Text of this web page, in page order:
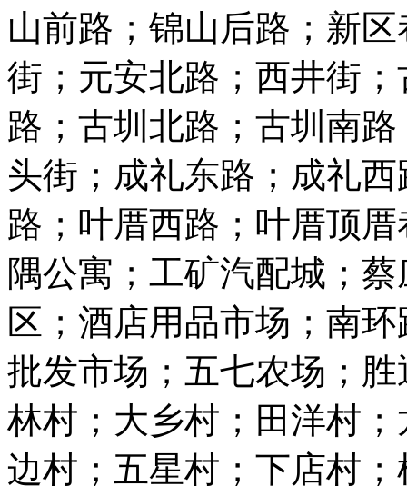
山前路；锦山后路；新
街；元安北路；西井街
路；古圳北路；古圳南
头街；成礼东路；成礼
路；叶厝西路；叶厝顶
隅公寓；工矿汽配城；
区；酒店用品市场；南
批发市场；五七农场；
林村；大乡村；田洋村
边村；五星村；下店村